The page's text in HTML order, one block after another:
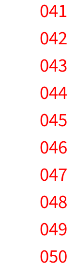
041
042
043
044
045
046
047
048
049
050